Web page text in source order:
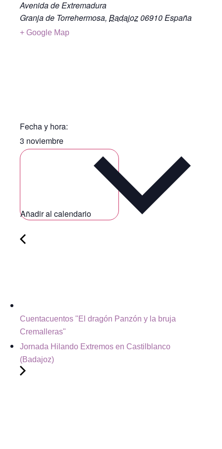
Avenida de Extremadura
Granja de Torrehermosa, Badajoz06910España
+ Google Map
Fecha y hora:
3 noviembre
Añadir al calendario
Cuentacuentos "El dragón Panzón y la bruja
Cremalleras"
Jornada Hilando Extremos en Castilblanco
(Badajoz)